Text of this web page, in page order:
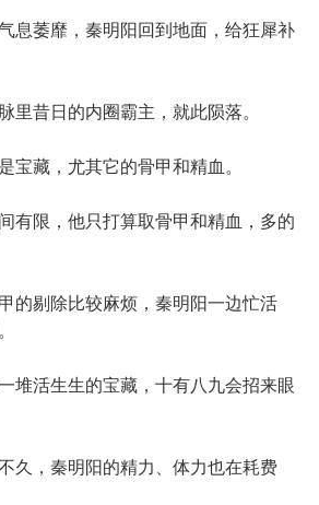
萎靡，秦明阳回到地面，给狂犀补
昔日的内圈霸主，就此陨落。
藏，尤其它的骨甲和精血。
限，他只打算取骨甲和精血，多的
剔除比较麻烦，秦明阳一边忙活
活生生的宝藏，十有八九会招来眼
，秦明阳的精力、体力也在耗费